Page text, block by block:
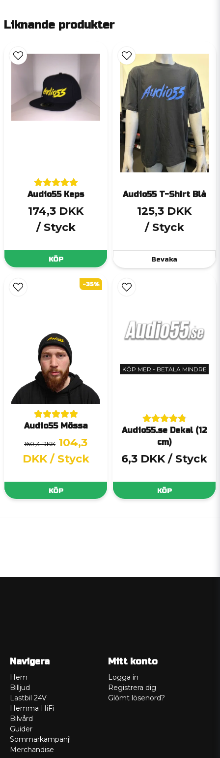
Liknande produkter
Audio55 Keps
174,3 DKK
/ Styck
KÖP
Audio55 T-Shirt Blå
125,3 DKK
/ Styck
Bevaka
Audio55 Mössa
160,3 DKK 104,3
DKK / Styck
KÖP
-35%
KÖP MER - BETALA MINDRE
Audio55.se Dekal (12
cm)
6,3 DKK / Styck
KÖP
Navigera
Hem
Billjud
Lastbil 24V
Hemma HiFi
Bilvård
Guider
Sommarkampanj!
Merchandise
Mitt konto
Logga in
Registrera dig
Glömt lösenord?